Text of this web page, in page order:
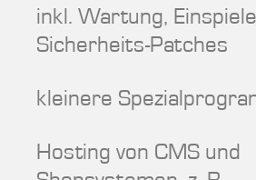
inkl. Wartung,
Sicherheits-Patches
kleinere
Hosting von CMS und